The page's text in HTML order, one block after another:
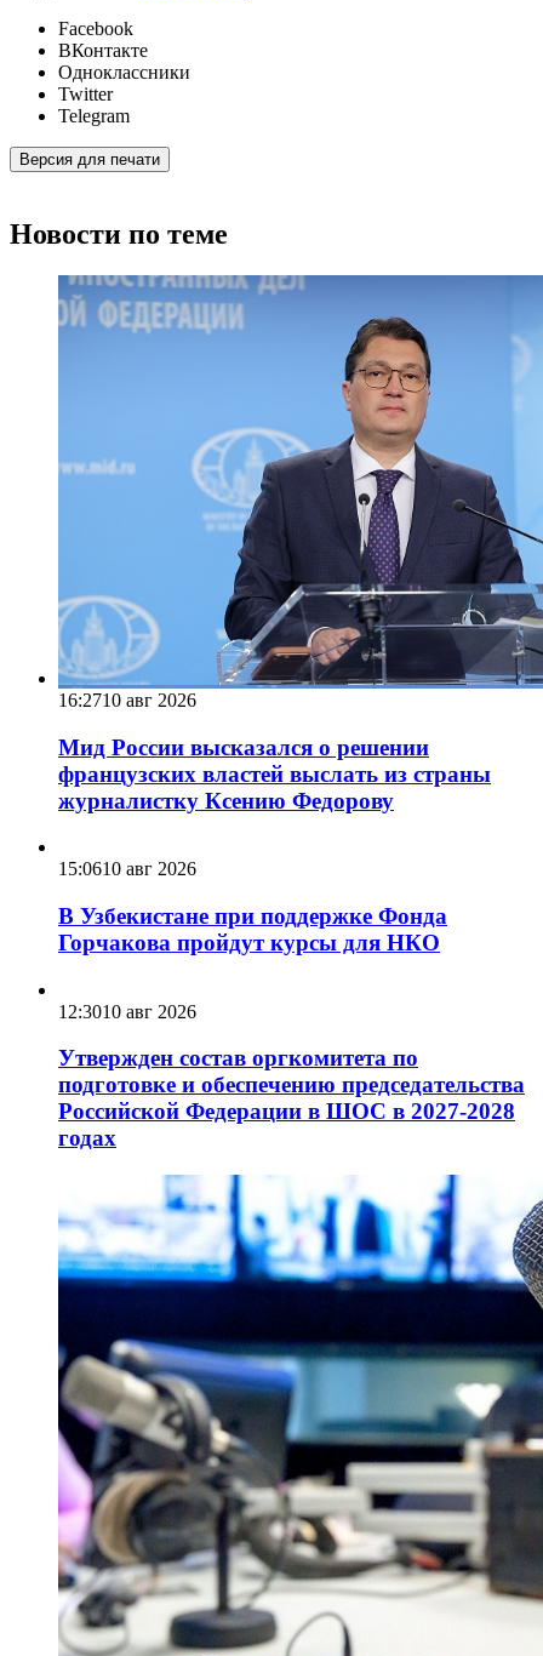
Facebook
ВКонтакте
Одноклассники
Twitter
Telegram
Версия для печати
Новости по теме
16:2710 авг 2026
Мид России высказался о решении
французских властей выслать из страны
журналистку Ксению Федорову
15:0610 авг 2026
В Узбекистане при поддержке Фонда
Горчакова пройдут курсы для НКО
12:3010 авг 2026
Утвержден состав оргкомитета по
подготовке и обеспечению председательства
Российской Федерации в ШОС в 2027-2028
годах